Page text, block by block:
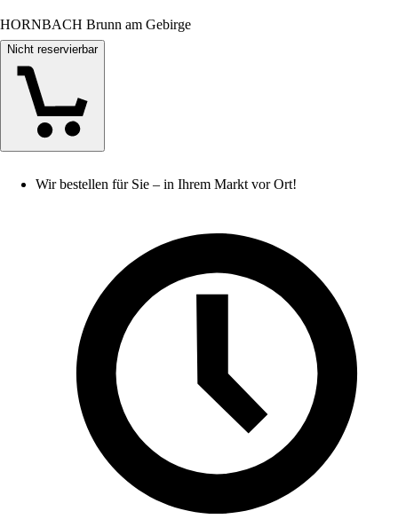
HORNBACH Brunn am Gebirge
Nicht reservierbar
Wir bestellen für Sie – in Ihrem Markt vor Ort!